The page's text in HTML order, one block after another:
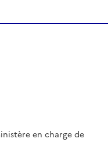
en charge de